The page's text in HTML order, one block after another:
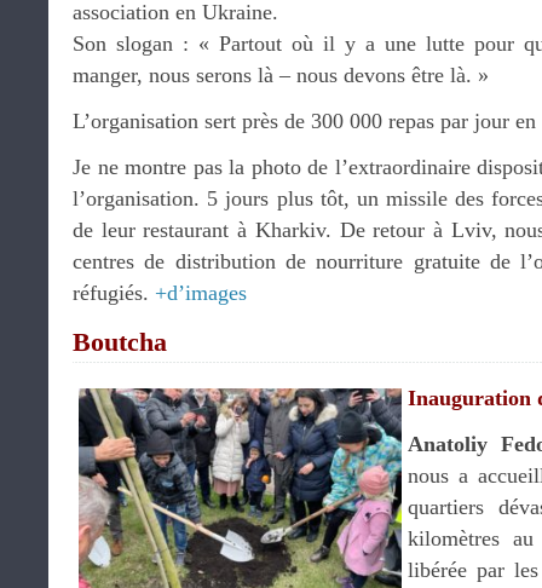
association en Ukraine.
Son slogan : « Partout où il y a une lutte pour
manger, nous serons là – nous devons être là. »
L’organisation sert près de 300 000 repas par jour
Je ne montre pas la photo de l’extraordinaire
l’organisation. 5 jours plus tôt, un missile des
de leur restaurant à Kharkiv. De retour à Lviv,
centres de distribution de nourriture gratuite de
réfugiés. +d’images
Boutcha
Inauguration
Anatoliy
nous a
quartiers
kilomètres
libérée par